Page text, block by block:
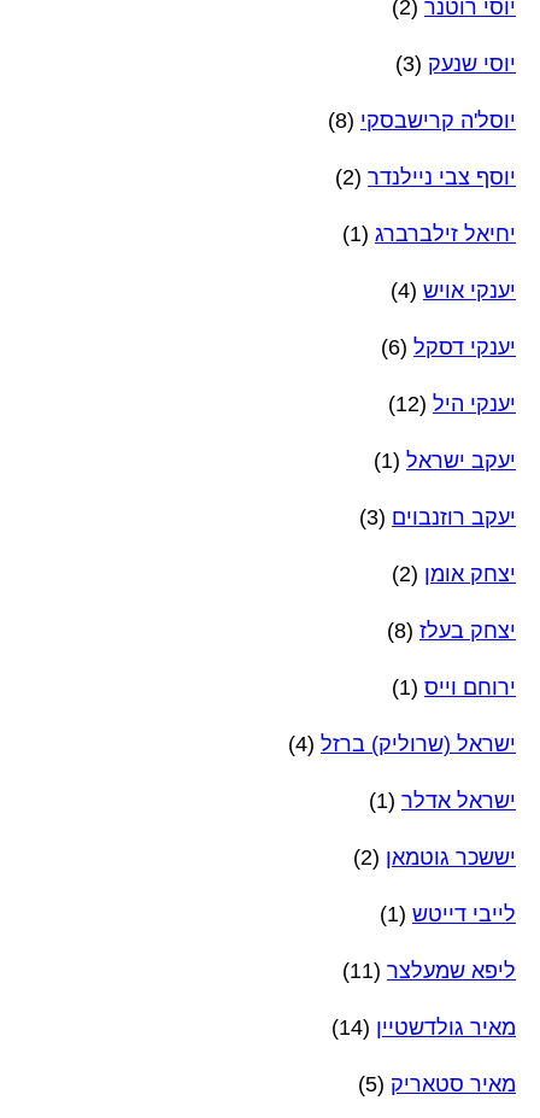
יוסי רוטנר (2)
יוסי שנעק (3)
יוסל'ה קרישבסקי (8)
יוסף צבי ניילנדר (2)
יחיאל זילברברג (1)
יענקי אויש (4)
יענקי דסקל (6)
יענקי היל (12)
יעקב ישראל (1)
יעקב רוזנבוים (3)
יצחק אומן (2)
יצחק בעלז (8)
ירוחם וייס (1)
ישראל (שרוליק) ברזל (4)
ישראל אדלר (1)
יששכר גוטמאן (2)
לייבי דייטש (1)
ליפא שמעלצר (11)
מאיר גולדשטיין (14)
מאיר סטאריק (5)